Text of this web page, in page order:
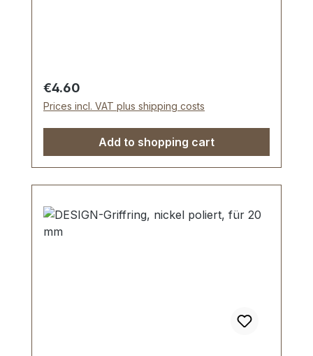
Schiebeschnalle
Regular price:
€4.60
Prices incl. VAT plus shipping costs
Add to shopping cart